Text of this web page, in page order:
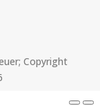
Copyright